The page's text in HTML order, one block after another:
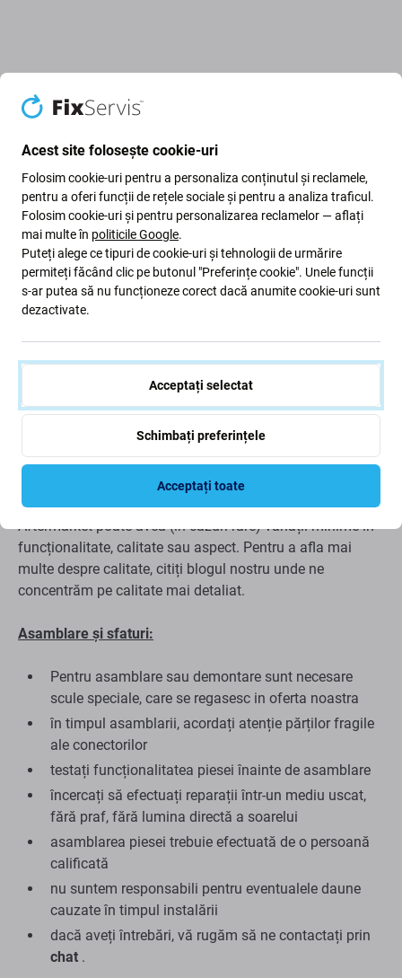
Conector de încărcare + cablu flexibil
pentru Apple iPhone XR
Dacă dispozitivul dvs. Apple iPhone XR sa oprit din
Calitatea pieselor de schimb
Calitate: Aftermarket- Piesa de schimb vândută ca
Aftermarket este fabricată la aceleași standarde,
specificații și materiale ca și originalul. Aceasta este o
copie a originalului, iar piesa de schimb livrată ca
Aftermarket poate avea (în cazuri rare) variații minime în
funcționalitate, calitate sau aspect. Pentru a afla mai
multe despre calitate, citiți blogul nostru unde ne
concentrăm pe calitate mai detaliat.
Asamblare și sfaturi:
Pentru asamblare sau demontare sunt necesare
scule speciale, care se regasesc in oferta noastra
în timpul asamblarii, acordați atenție părților fragile
ale conectorilor
testați funcționalitatea piesei înainte de asamblare
încercați să efectuați reparații într-un mediu uscat,
fără praf, fără lumina directă a soarelui
asamblarea piesei trebuie efectuată de o persoană
calificată
nu suntem responsabili pentru eventualele daune
cauzate în timpul instalării
dacă aveți întrebări, vă rugăm să ne contactați prin
chat .
Acest site folosește cookie-uri
Folosim cookie-uri pentru a personaliza conținutul și reclamele,
pentru a oferi funcții de rețele sociale și pentru a analiza traficul.
Folosim cookie-uri și pentru personalizarea reclamelor — aflați
mai multe în politicile Google.
Puteți alege ce tipuri de cookie-uri și tehnologii de urmărire
permiteți făcând clic pe butonul "Preferințe cookie". Unele funcții
s-ar putea să nu funcționeze corect dacă anumite cookie-uri sunt
dezactivate.
Acceptați selectat
Schimbați preferințele
Acceptați toate